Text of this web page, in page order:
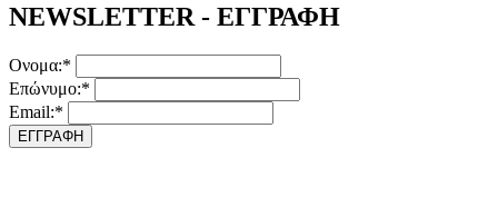
NEWSLETTER - ΕΓΓΡΑΦΗ
Ονομα:*
Επώνυμο:*
Email:*
ΕΓΓΡΑΦΗ